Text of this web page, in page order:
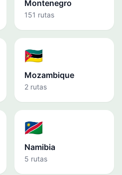
Montenegro
151 rutas
🇲🇿
Mozambique
2 rutas
🇳🇦
Namibia
5 rutas